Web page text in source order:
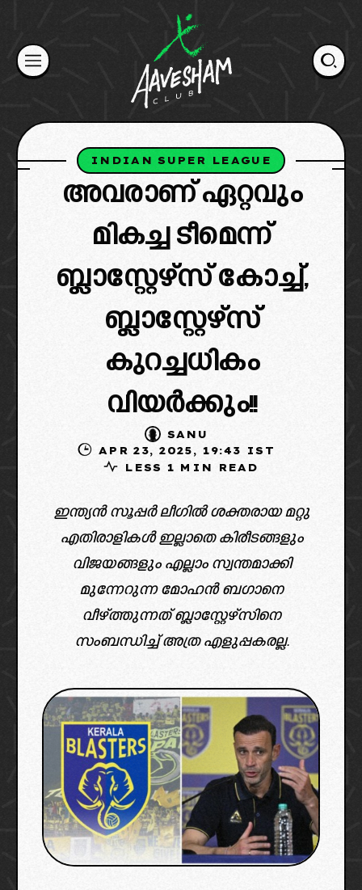
content
INDIAN SUPER LEAGUE
അവരാണ് ഏറ്റവും
മികച്ച ടീമെന്ന്
ബ്ലാസ്റ്റേഴ്‌സ് കോച്ച്,
ബ്ലാസ്റ്റേഴ്‌സ്
കുറച്ചധികം
വിയർക്കും!!
SANU
APR 23, 2025, 19:43 IST
LESS 1 MIN READ
ഇന്ത്യൻ സൂപ്പർ ലീഗിൽ ശക്തരായ മറ്റു
എതിരാളികൾ ഇല്ലാതെ കിരീടങ്ങളും
വിജയങ്ങളും എല്ലാം സ്വന്തമാക്കി
മുന്നേറുന്ന മോഹൻ ബഗാനെ
വീഴ്ത്തുന്നത് ബ്ലാസ്റ്റേഴ്സിനെ
സംബന്ധിച്ച് അത്ര എളുപ്പകരല്ല.
image credit: x